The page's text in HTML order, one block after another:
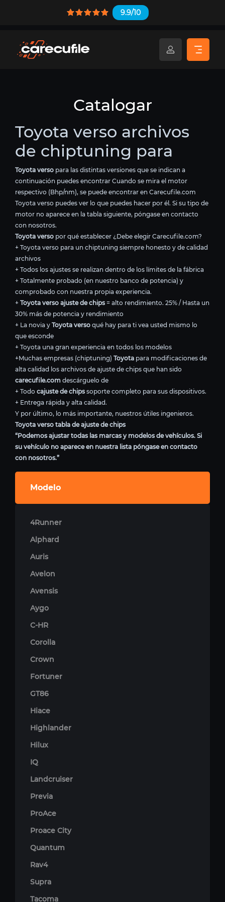
9.9/10
Catalogar
Toyota verso archivos
de chiptuning para
Toyota verso para las distintas versiones que se indican a
continuación puedes encontrar Cuando se mira el motor
respectivo (Bhp/nm), se puede encontrar en Carecufile.com
Toyota verso puedes ver lo que puedes hacer por él. Si su tipo de
motor no aparece en la tabla siguiente, póngase en contacto
con nosotros.
Toyota verso por qué establecer ¿Debe elegir Carecufile.com?
+ Toyota verso para un chiptuning siempre honesto y de calidad
archivos
+ Todos los ajustes se realizan dentro de los límites de la fábrica
+ Totalmente probado (en nuestro banco de potencia) y
comprobado con nuestra propia experiencia.
+ Toyota verso ajuste de chips = alto rendimiento. 25% / Hasta un
30% más de potencia y rendimiento
+ La novia y Toyota verso qué hay para ti vea usted mismo lo
que esconde
+ Toyota una gran experiencia en todos los modelos
+Muchas empresas (chiptuning) Toyota para modificaciones de
alta calidad los archivos de ajuste de chips que han sido
carecufile.com descárguelo de
+ Todo cajuste de chips soporte completo para sus dispositivos.
+ Entrega rápida y alta calidad.
Y por último, lo más importante, nuestros útiles ingenieros.
Toyota verso tabla de ajuste de chips
“Podemos ajustar todas las marcas y modelos de vehículos. Si
su vehículo no aparece en nuestra lista póngase en contacto
con nosotros.”
Modelo
4Runner
Alphard
Auris
Avelon
Avensis
Aygo
C-HR
Corolla
Crown
Fortuner
GT86
Hiace
Highlander
Hilux
IQ
Landcruiser
Previa
ProAce
Proace City
Quantum
Rav4
Supra
Tacoma